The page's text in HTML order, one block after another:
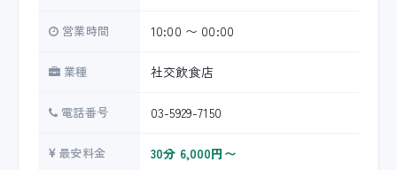
営業時間 10:00 〜 00:00
業種 社交飲食店
電話番号 03-5929-7150
最安料金 30分 6,000円〜